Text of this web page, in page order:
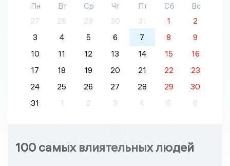
Пн Вт Ср Чт Пт Сб
Вс
27
28 29 30 31 1
2
3
4 5 6 7 8
9
10
11 12 13 14 15
16
17
18 19 20 21 22
23
24
25 26 27 28 29
30
31
1 2 3 4 5 6
100 самых влиятельных людей